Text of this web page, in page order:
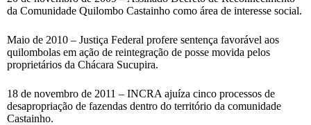
da Comunidade Quilombo Castainho como área de interesse social.
Maio de 2010 – Justiça Federal profere sentença favorável aos
quilombolas em ação de reintegração de posse movida pelos
proprietários da Chácara Sucupira.
18 de novembro de 2011 – INCRA ajuíza cinco processos de
desapropriação de fazendas dentro do território da comunidade
Castainho.